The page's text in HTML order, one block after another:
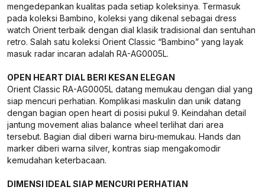
mengedepankan kualitas pada setiap koleksinya. Termasuk
pada koleksi Bambino, koleksi yang dikenal sebagai dress
watch Orient terbaik dengan dial klasik tradisional dan sentuhan
retro. Salah satu koleksi Orient Classic “Bambino” yang layak
masuk radar incaran adalah RA-AG0005L.
OPEN HEART DIAL BERI KESAN ELEGAN
Orient Classic RA-AG0005L datang memukau dengan dial yang
siap mencuri perhatian. Komplikasi maskulin dan unik datang
dengan bagian open heart di posisi pukul 9. Keindahan detail
jantung movement alias balance wheel terlihat dari area
tersebut. Bagian dial diberi warna biru-memukau. Hands dan
marker diberi warna silver, kontras siap mengakomodir
kemudahan keterbacaan.
DIMENSI IDEAL SIAP MENCURI PERHATIAN